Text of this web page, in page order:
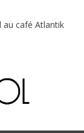
au café Atlantik
en hausse
chaleur et bonne
métal et
Puth